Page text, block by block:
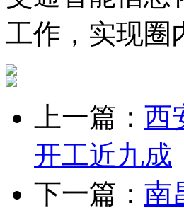
工作，实现圈
上一篇： 西
开工近九成
下一篇： 南